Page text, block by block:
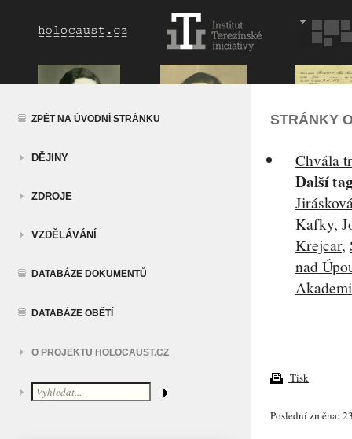
ZPĚT NA ÚVODNÍ STRÁNKU
DĚJINY
ZDROJE
VZDĚLÁVÁNÍ
DATABÁZE DOKUMENTŮ
DATABÁZE OBĚTÍ
O PROJEKTU HOLOCAUST.CZ
STRÁNKY
Chvála
Další
Kafky,
Krejcar,
nad
Tisk
Poslední změna: